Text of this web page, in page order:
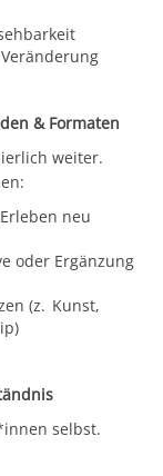
& Formaten
weiter.
neu
oder Ergänzung
(z. Kunst,
selbst.